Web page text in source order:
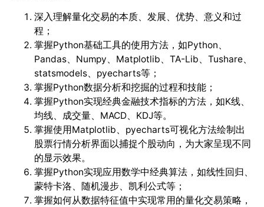
深入理解量化交易的本质、发展、优势、意义和过
程；
掌握Python基础工具的使用方法，如Python、
Pandas、Numpy、Matplotlib、TA-Lib、Tushare、
statsmodels、pyecharts等；
掌握Python数据分析和挖掘的过程和技能；
掌握Python实现经典金融技术指标的方法，如K线、
均线、成交量、MACD、KDJ等。
掌握使用Matplotlib、pyecharts可视化方法绘制出
股票行情分析界面以捕捉个股动向，为大家呈现不同
的显示效果。
掌握Python实现应用数学中经典算法，如线性回归、
蒙特卡洛、随机漫步、凯利公式等；
掌握如何从数据特征值中实现常用的量化交易策略，